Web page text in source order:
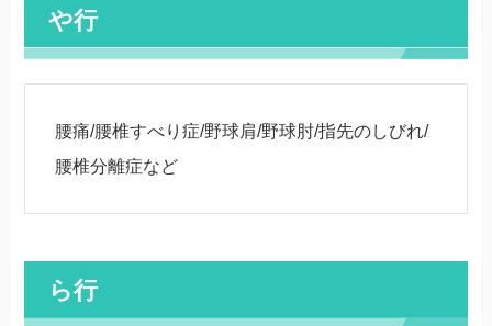
や行
腰痛/腰椎すべり症/野球肩/野球肘/指先のしびれ/
腰椎分離症など
ら行